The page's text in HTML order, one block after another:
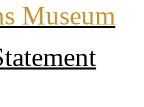
Museum